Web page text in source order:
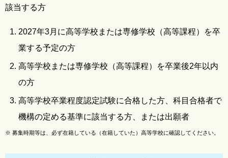
該当する方
2027年3月に高等学校または専修学校（高等課程）を卒
業する予定の方
高等学校または専修学校（高等課程）を卒業後2年以内
の方
高等学校卒業程度認定試験に合格した方、科目合格者で
機構の定める基準に該当する方、または出願者
※ 募集時期等は、必ず在籍している（在籍していた）高等学校に確認してください。